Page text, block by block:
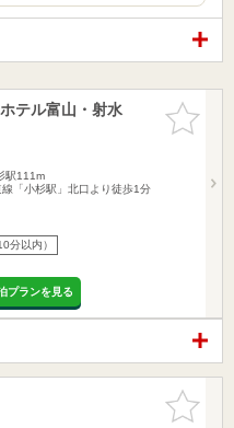
お気に入
りに追加
テル富山・射水
駅111m
「小杉駅」北口より徒歩1分
分以内）
プランを見る
お気に入
りに追加